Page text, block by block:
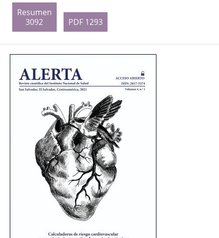
Resumen
3092
PDF 1293